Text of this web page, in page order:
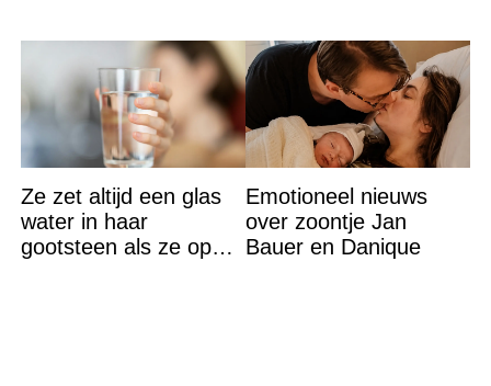
Ze zet altijd een glas
water in haar
gootsteen als ze op
Emotioneel nieuws
over zoontje Jan
Bauer en Danique